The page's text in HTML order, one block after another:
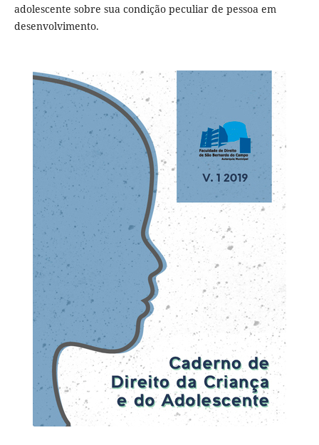
adolescente sobre sua condição peculiar de pessoa em
desenvolvimento.